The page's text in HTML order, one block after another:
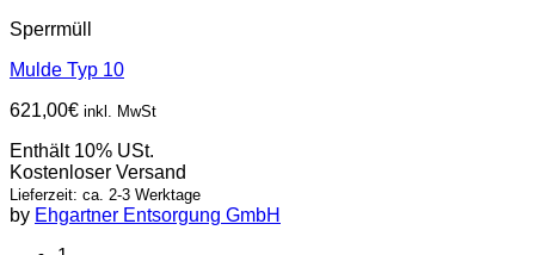
Sperrmüll
Mulde Typ 10
621,00€ inkl. MwSt
Enthält 10% USt.
Kostenloser Versand
Lieferzeit: ca. 2-3 Werktage
by Ehgartner Entsorgung GmbH